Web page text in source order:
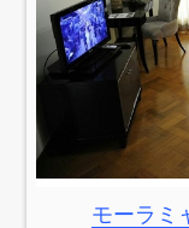
モーラミ